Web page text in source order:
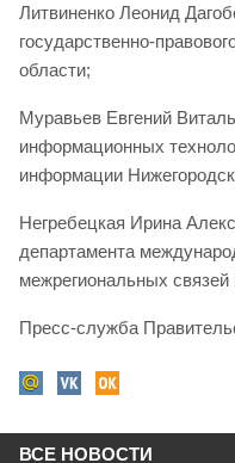
Литвиненко Леонид
государственно-
области;
Муравьев Евгений
информационных
информации
Негребецкая Ирина
департамента
межрегиональных
Пресс-служба
ВСЕ НОВОСТИ